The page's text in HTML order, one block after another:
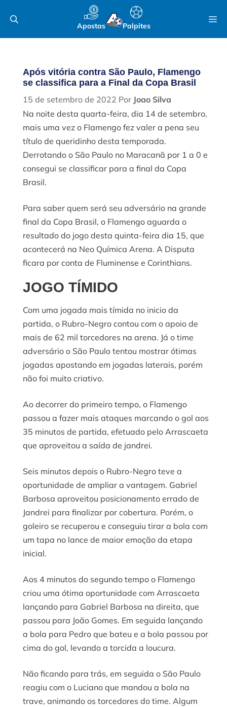
para
Apostas Palpites
Após vitória contra São Paulo, Flamengo
se classifica para a Final da Copa Brasil
15 de setembro de 2022 Por Joao Silva
Na noite desta quarta-feira, dia 14 de setembro,
mais uma vez o Flamengo fez valer a pena seu
título de queridinho desta temporada.
Derrotando o São Paulo no Maracanã por 1 a 0 e
consegui se classificar para a final da Copa
Brasil.
Para saber quem será seu adversário na grande
final da Copa Brasil, o Flamengo aguarda o
resultado do jogo desta quinta-feira dia 15, que
acontecerá na Neo Química Arena. A Disputa
ficara por conta de Fluminense e Corinthians.
JOGO TÍMIDO
Com uma jogada mais tímida no inicio da
partida, o Rubro-Negro contou com o apoio de
mais de 62 mil torcedores na arena. Já o time
adversário o São Paulo tentou mostrar ótimas
jogadas apostando em jogadas laterais, porém
não foi muito criativo.
Ao decorrer do primeiro tempo, o Flamengo
passou a fazer mais ataques marcando o gol aos
35 minutos de partida, efetuado pelo Arrascaeta
que aproveitou a saída de jandrei.
Seis minutos depois o Rubro-Negro teve a
oportunidade de ampliar a vantagem. Gabriel
Barbosa aproveitou posicionamento errado de
Jandrei para finalizar por cobertura. Porém, o
goleiro se recuperou e conseguiu tirar a bola com
um tapa no lance de maior emoção da etapa
inicial.
Aos 4 minutos do segundo tempo o Flamengo
criou uma ótima oportunidade com Arrascaeta
lançando para Gabriel Barbosa na direita, que
passou para João Gomes. Em seguida lançando
a bola para Pedro que bateu e a bola passou por
cima do gol, levando a torcida a loucura.
Não ficando para trás, em seguida o São Paulo
reagiu com o Luciano que mandou a bola na
trave, animando os torcedores do time. Algum